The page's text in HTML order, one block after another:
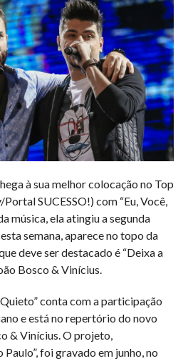
à sua melhor colocação no Top
SUCESSO!) com “Eu, Você,
música, ela atingiu a segunda
semana, aparece no topo da
deve ser destacado é “Deixa a
Bosco & Vinícius.
conta com a participação
e está no repertório do novo
& Vinícius. O projeto,
Paulo”, foi gravado em junho, no